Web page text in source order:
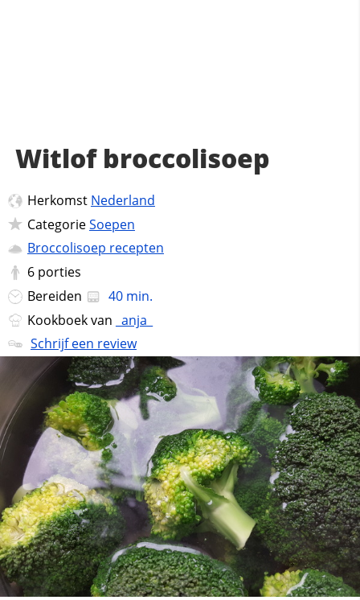
Witlof broccolisoep
Herkomst Nederland
CategorieSoepen
Broccolisoep recepten
6 porties
Bereiden
40 min.
Kookboek van _anja_
Schrijf een review